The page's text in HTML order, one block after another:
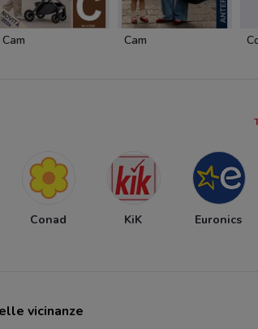
Cam Cam
Conad KiK Euronics
vicinanze